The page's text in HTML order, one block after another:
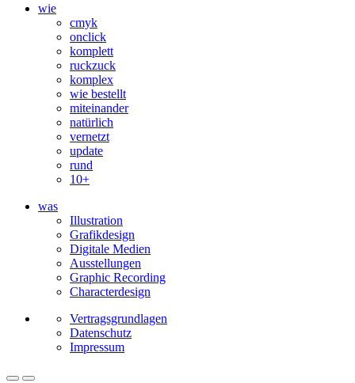
wie
cmyk
onclick
komplett
ruckzuck
komplex
wie bestellt
miteinander
natürlich
vernetzt
update
rund
10+
was
Illustration
Grafikdesign
Digitale Medien
Ausstellungen
Graphic Recording
Character­design
Vertragsgrundlagen
Datenschutz
Impressum